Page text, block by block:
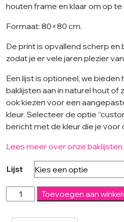
houten frame en klaar om op te
Formaat: 80×80 cm.
De print is opvallend scherp en
zodat je er vele jaren plezier
Een lijst is optioneel, we
baklijsten aan in naturel hout of
ook kiezen voor een
kleur. Selecteer de optie
bericht met de kleur die je voor
Lees meer over onze baklijsten.
Lijst
Audrey
-
Modern
Toevoegen aan